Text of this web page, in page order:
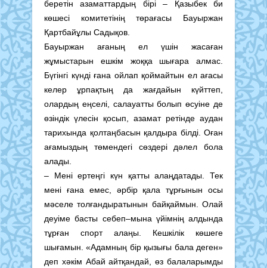
беретін азаматтардың бірі – Қазыбек би
көшесі комитетінің төрағасы Бауыржан
Қартбайұлы Садықов.
Бауыржан ағаның ел үшін жасаған
жұмыстарын ешкім жоққа шығара алмас.
Бүгінгі күнді ғана ойлап қоймайтын ел ағасы
келер ұрпақтың да жағдайын күйттеп,
олардың еңселі, салауатты болып өсуіне де
өзіндік үлесін қосып, азамат ретінде аудан
тарихында қолтаңбасын қалдыра білді. Оған
ағамыздың төмендегі сөздері дәлел бола
алады.
– Мені ертеңгі күн қатты алаңдатады. Тек
мені ғана емес, әрбір қала тұрғынын осы
мәселе толғандыратынын байқаймын. Олай
деуіме басты себеп–мына үйімнің алдында
тұрған спорт алаңы. Кешкілік көшеге
шығамын. «Адамның бір қызығы бала деген»
деп хәкім Абай айтқандай, өз балаларымды